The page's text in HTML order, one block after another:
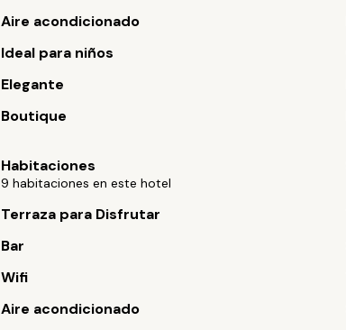
Aire acondicionado
Ideal para niños
Elegante
Boutique
Habitaciones
9 habitaciones en este hotel
Terraza para Disfrutar
Bar
Wifi
Aire acondicionado